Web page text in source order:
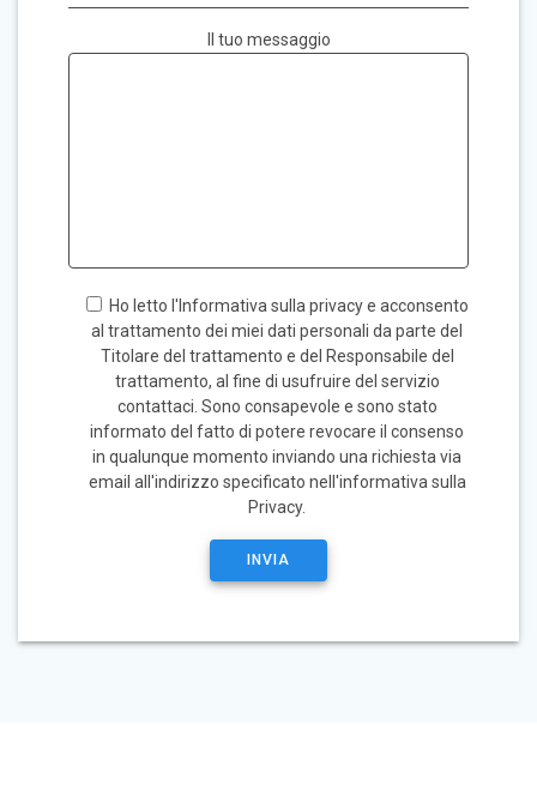
Il tuo messaggio
Ho letto l'Informativa sulla privacy e acconsento
al trattamento dei miei dati personali da parte del
Titolare del trattamento e del Responsabile del
trattamento, al fine di usufruire del servizio
contattaci. Sono consapevole e sono stato
informato del fatto di potere revocare il consenso
in qualunque momento inviando una richiesta via
email all'indirizzo specificato nell'informativa sulla
Privacy.